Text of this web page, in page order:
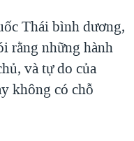
GAZA
Thái bình dương,
rằng những hành
và tự do của
không có chỗ